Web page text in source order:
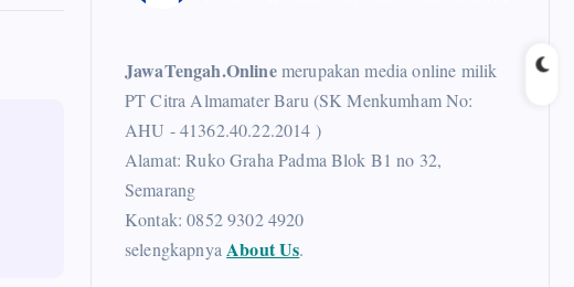
JawaTengah.Onlinemerupakan media online milik
PT Citra Almamater Baru (SK Menkumham No:
AHU - 41362.40.22.2014 )
Alamat: Ruko Graha Padma Blok B1 no 32,
Semarang
Kontak: 0852 9302 4920
selengkapnya About Us.